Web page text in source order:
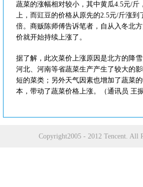
蔬菜的涨幅相对较小，其中黄瓜4.5元/斤
上，而豇豆的价格从原先的2.5元/斤涨到
倍。商贩陈师傅告诉笔者，自从入冬北
价就开始持续上涨了。
据了解，此次菜价上涨原因是北方的降雪
河北、河南等省蔬菜生产产生了较大的
短的菜类；另外天气因素也增加了蔬菜
本，带动了蔬菜价格上涨。（通讯员 王振
Copyright2005 - 2012 Tencent. All